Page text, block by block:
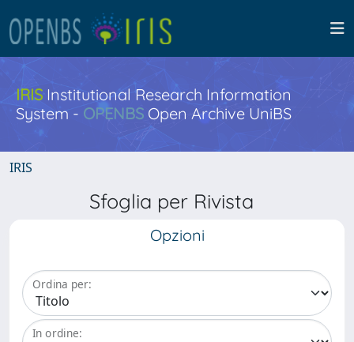
IRISInstitutional Research Information
System - OPENBS Open Archive UniBS
IRIS
Sfoglia per Rivista
Opzioni
Ordina per:
In ordine: